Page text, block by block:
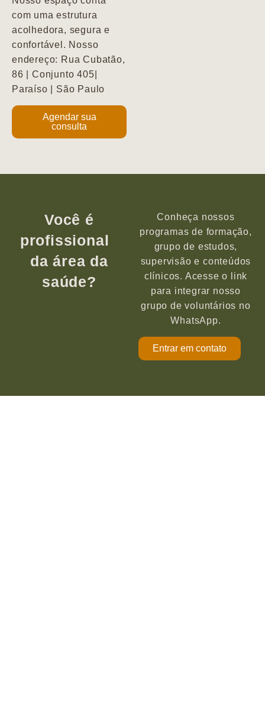
com uma estrutura
acolhedora, segura e
confortável. Nosso
endereço: Rua Cubatão,
86 | Conjunto 405|
Paraíso | São Paulo
Agendar sua
consulta
Você é
profissional
da área da
saúde?
Conheça nossos
programas de formação,
grupo de estudos,
supervisão e conteúdos
clínicos. Acesse o link
para integrar nosso
grupo de voluntários no
WhatsApp.
Entrar em contato